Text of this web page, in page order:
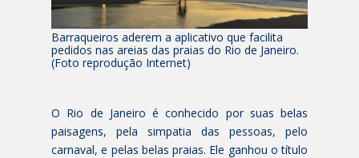
Barraqueiros aderem a aplicativo que facilita
pedidos nas areias das praias do Rio de Janeiro.
(Foto reprodução Internet)
O Rio de Janeiro é conhecido por suas belas
paisagens, pela simpatia das pessoas, pelo
carnaval, e pelas belas praias. Ele ganhou o título